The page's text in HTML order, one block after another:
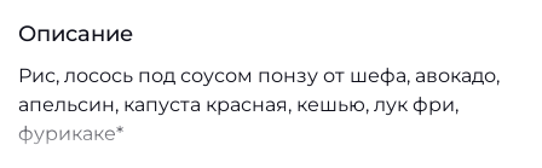
Описание
Рис, лосось под соусом понзу от шефа, авокадо,
апельсин, капуста красная, кешью, лук фри,
фурикаке*